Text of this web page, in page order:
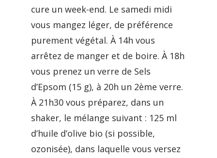
cure un week-end. Le samedi midi
vous mangez léger, de préférence
purement végétal. À 14h vous
arrêtez de manger et de boire. À 18h
vous prenez un verre de Sels
d’Epsom (15 g), à 20h un 2ème verre.
À 21h30 vous préparez, dans un
shaker, le mélange suivant : 125 ml
d’huile d’olive bio (si possible,
ozonisée), dans laquelle vous versez